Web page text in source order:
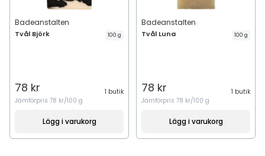
Badeanstalten
Tvål Björk 100 g
78 kr
1 butik
Jämförpris 78 kr/100 g
Lägg i varukorg
Badeanstalten
Tvål Luna 100 g
78 kr
1 butik
Jämförpris 78 kr/100 g
Lägg i varukorg